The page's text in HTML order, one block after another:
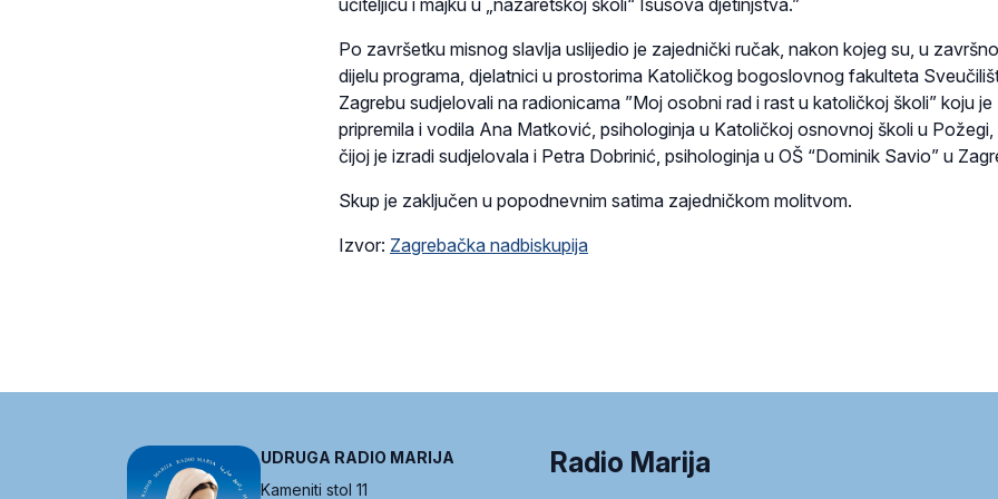
Po završetku misnog slavlja uslijedio je zajednički ručak, nakon kojeg su, u
dijelu programa, djelatnici u prostorima Katoličkog bogoslovnog fakulteta
Zagrebu sudjelovali na radionicama ”Moj osobni rad i rast u katoličkoj školi” koju je
pripremila i vodila Ana Matković, psihologinja u Katoličkoj osnovnoj školi u Požegi,
čijoj je izradi sudjelovala i Petra Dobrinić, psihologinja u OŠ “Dominik Savio” u
Skup je zaključen u popodnevnim satima zajedničkom molitvom.
Izvor: Zagrebačka nadbiskupija
UDRUGA RADIO MARIJA
Kameniti stol 11
Radio Marija